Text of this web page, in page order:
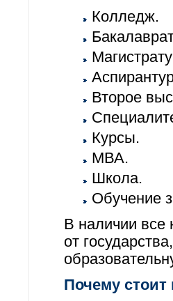
Колледж.
Второе
Курсы.
МВА.
Школа.
Обучение
В наличии все
от
Почему стоит